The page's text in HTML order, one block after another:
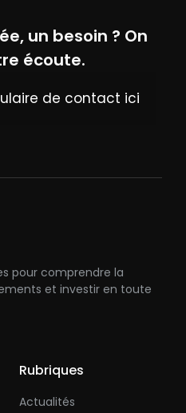
un besoin ? On
écoute.
de contact ici
pour comprendre la
et investir en toute
Rubriques
Actualités